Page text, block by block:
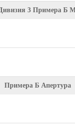
3 Примера Б
Примера Б Апертура